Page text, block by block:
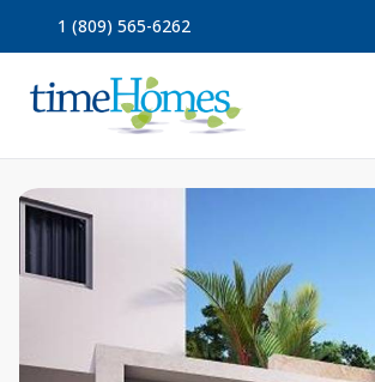
1 (809) 565-6262